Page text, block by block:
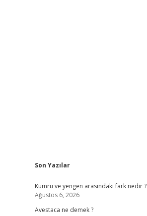
Sidebar
Son Yazılar
Kumru ve yengen arasındaki fark nedir ?
Ağustos 6, 2026
Avestaca ne demek ?
vdcasino güncel giriş